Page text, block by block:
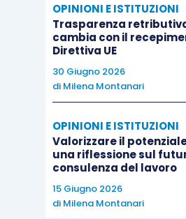
OPINIONI E ISTITUZIONI
Trasparenza
cambia con il
Direttiva UE
30 Giugno 2026
di Milena Montanari
OPINIONI E ISTITUZIONI
Valorizzare il
una riflessione sul
consulenza del lavoro
15 Giugno 2026
di Milena Montanari